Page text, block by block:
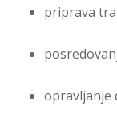
priprava
opravljanje